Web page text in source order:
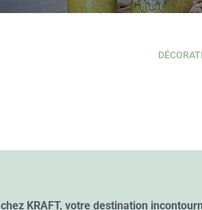
KRAFT, votre destination